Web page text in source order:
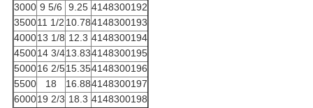
3000 9 5/6 9.25 4148300192
350011 1/2 10.784148300193
400013 1/8 12.3 4148300194
450014 3/413.834148300195
500016 2/515.354148300196
5500
18 16.884148300197
600019 2/3 18.3 4148300198